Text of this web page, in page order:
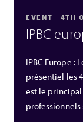
EVENT - 4TH
IPBC
IPBC Europe :
présentiel les
est le
professionnels